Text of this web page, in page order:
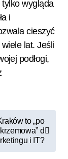
tylko wygląda
i
cieszyć
lat. Jeśli
podłogi,
to „po
d
i IT?